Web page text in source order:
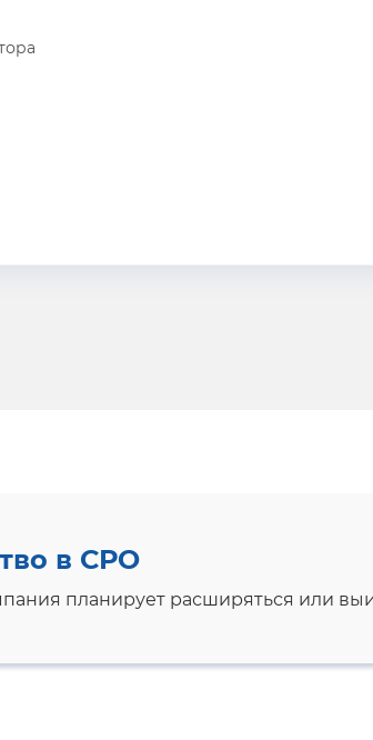
в СРО
планирует расширяться или